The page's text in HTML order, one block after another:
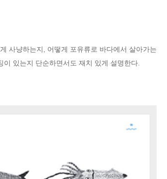
사냥하는지, 어떻게 포유류로 바다에서 살아가는
있는지 단순하면서도 재치 있게 설명한다.